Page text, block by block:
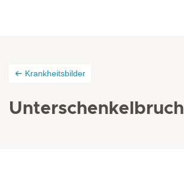
Krankheitsbilder
Unterschenkelbruch